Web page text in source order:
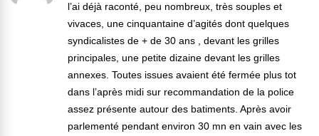
l’ai déjà raconté, peu nombreux, très souples et
vivaces, une cinquantaine d’agités dont quelques
syndicalistes de + de 30 ans , devant les grilles
principales, une petite dizaine devant les grilles
annexes. Toutes issues avaient été fermée plus tot
dans l’après midi sur recommandation de la police
assez présente autour des batiments. Après avoir
parlementé pendant environ 30 mn en vain avec les